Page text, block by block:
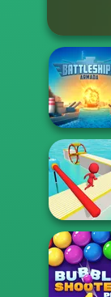
Armada
Fun Race